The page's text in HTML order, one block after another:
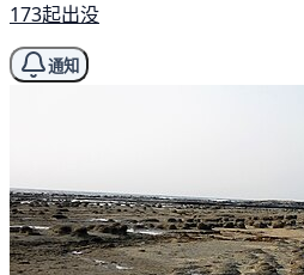
173起出没
通知